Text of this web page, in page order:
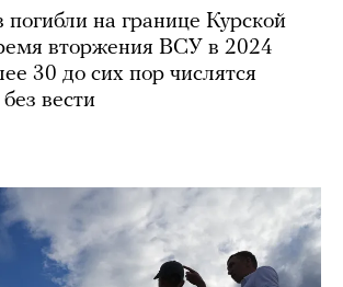
погибли на границе Курской
вторжения ВСУ в 2024
30 до сих пор числятся
вести